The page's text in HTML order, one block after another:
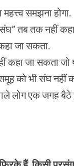
समझना होगा.
तब तक नहीं
जा सकता.
कहा जा सकता
समूह को भी संघ नहीं
वाले लोग एक जगह